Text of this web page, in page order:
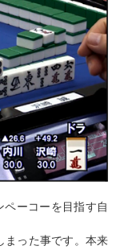
ーコーを目指す自
まった事です。本来